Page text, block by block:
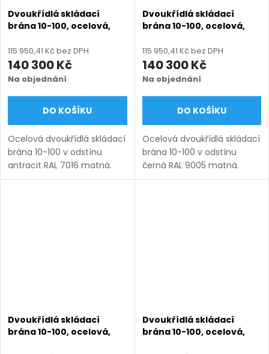
Dvoukřídlá skládací
brána 10-100, ocelová,
(šířka 3000 - 6000 mm,
výška 1000 - 1750 mm),
antracit RAL 7016 matná
115 950,41 Kč bez DPH
140 300 Kč
Na objednání
DO KOŠÍKU
Ocelová dvoukřídlá skládací
brána 10-100 v odstínu
antracit RAL 7016 matná.
Bezúdržbová ocel (žárový
Dvoukřídlá skládací
brána 10-100, ocelová,
(šířka 3000 - 6000 mm,
výška 1000 - 1750 mm),
černá RAL 9005 matná
115 950,41 Kč bez DPH
140 300 Kč
Na objednání
DO KOŠÍKU
Ocelová dvoukřídlá skládací
brána 10-100 v odstínu
černá RAL 9005 matná.
Bezúdržbová ocel (žárový
Dvoukřídlá skládací
brána 10-100, ocelová,
Dvoukřídlá skládací
brána 10-100, ocelová,